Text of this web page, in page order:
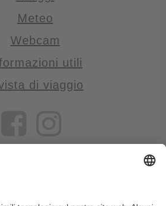
Meteo
Webcam
utili
di viaggio